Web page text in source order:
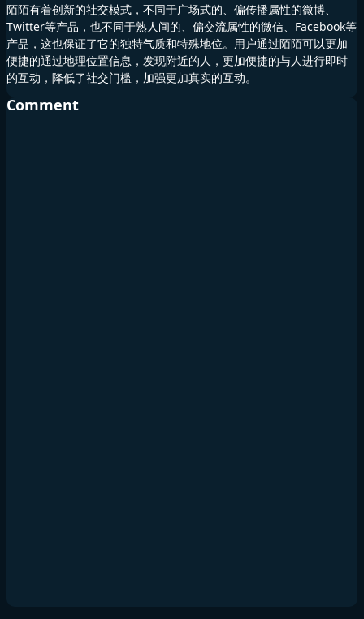
陌陌有着创新的社交模式，不同于广场式的、偏传播属性的微博、
Twitter等产品，也不同于熟人间的、偏交流属性的微信、Facebook等
产品，这也保证了它的独特气质和特殊地位。用户通过陌陌可以更加
便捷的通过地理位置信息，发现附近的人，更加便捷的与人进行即时
的互动，降低了社交门槛，加强更加真实的互动。
Comment